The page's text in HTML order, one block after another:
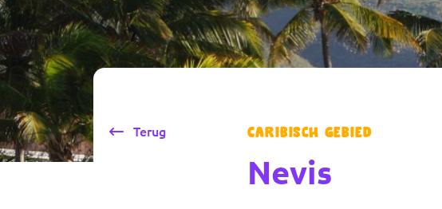
Terug Caribisch gebied
Nevis